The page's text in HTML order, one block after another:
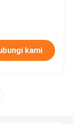
kami